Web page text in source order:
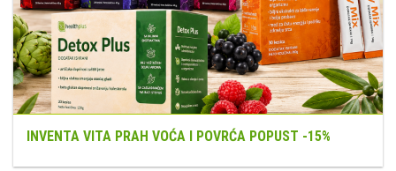
INVENTA VITA PRAH VOĆA I POVRĆA POPUST -15%